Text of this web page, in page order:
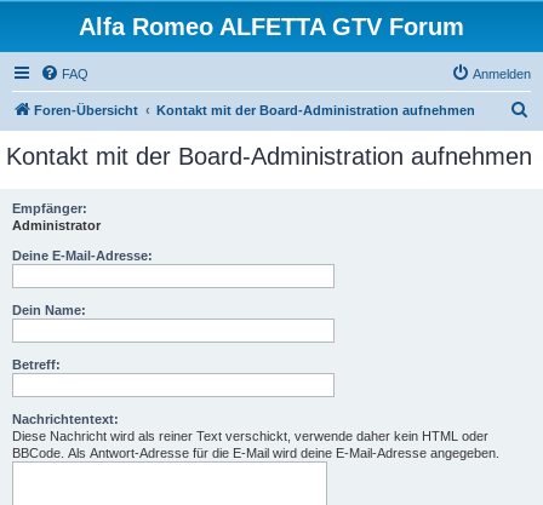
Alfa Romeo ALFETTA GTV Forum
FAQ Anmelden
Foren-Übersicht Kontakt mit der Board-Administration aufnehmen
c
Kontakt mit der Board-Administration aufnehmen
Empfänger:
Administrator
Deine E-Mail-Adresse:
Dein Name:
Betreff:
Nachrichtentext:
Diese Nachricht wird als reiner Text verschickt, verwende daher kein HTML oder
BBCode. Als Antwort-Adresse für die E-Mail wird deine E-Mail-Adresse angegeben.